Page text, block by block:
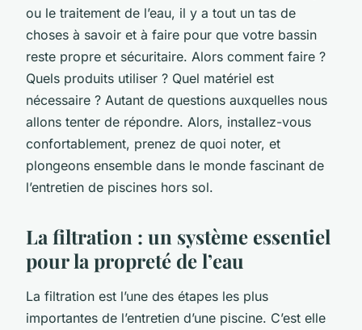
ou le traitement de l’eau, il y a tout un tas de
choses à savoir et à faire pour que votre bassin
reste propre et sécuritaire. Alors comment faire ?
Quels produits utiliser ? Quel matériel est
nécessaire ? Autant de questions auxquelles nous
allons tenter de répondre. Alors, installez-vous
confortablement, prenez de quoi noter, et
plongeons ensemble dans le monde fascinant de
l’entretien de piscines hors sol.
La filtration : un système essentiel
pour la propreté de l’eau
La filtration est l’une des étapes les plus
importantes de l’entretien d’une piscine. C’est elle